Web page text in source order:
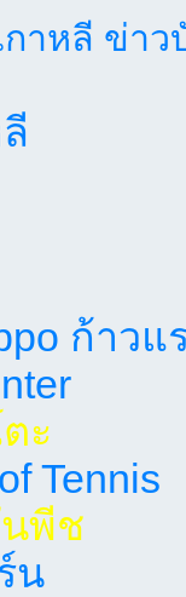
าหลี ข่าว
ก้าวแ
ะ
Tennis
นพีช
น